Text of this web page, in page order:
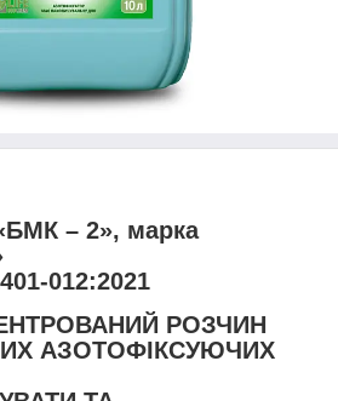
– 2», марка
012:2021
РОЗЧИН
АЗОТОФІКСУЮЧИХ